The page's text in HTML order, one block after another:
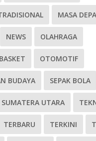
MASA
NEWS OLAHRAGA
OTOMOTIF
BUDAYA SEPAK BOLA
SUMATERA UTARA
TERBARU TERKINI